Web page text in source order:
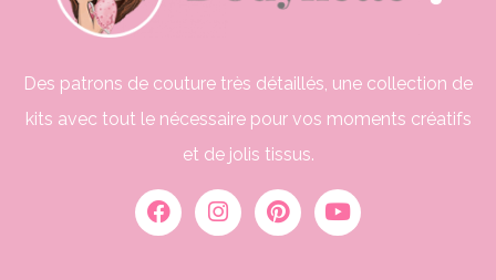
Des patrons de couture très détaillés, une collection de
kits avec tout le nécessaire pour vos moments créatifs
et de jolis tissus.